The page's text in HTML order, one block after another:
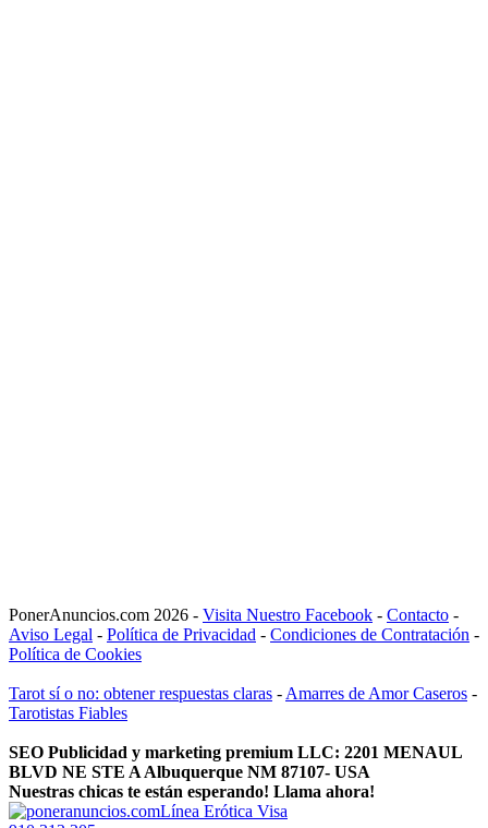
PonerAnuncios.com 2026 - Visita Nuestro Facebook - Contacto -
Aviso Legal - Política de Privacidad - Condiciones de Contratación -
Política de Cookies
Tarot sí o no: obtener respuestas claras - Amarres de Amor Caseros -
Tarotistas Fiables
SEO Publicidad y marketing premium LLC: 2201 MENAUL
BLVD NE STE A Albuquerque NM 87107- USA
Nuestras chicas te están esperando! Llama ahora!
Línea Erótica Visa